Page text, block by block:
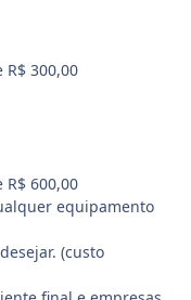
300,00
600,00
equipamento
(custo